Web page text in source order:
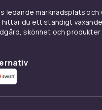
ledande marknadsplats
hittar du ett ständigt
skönhet och produkter